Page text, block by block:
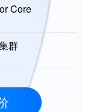
Core
群